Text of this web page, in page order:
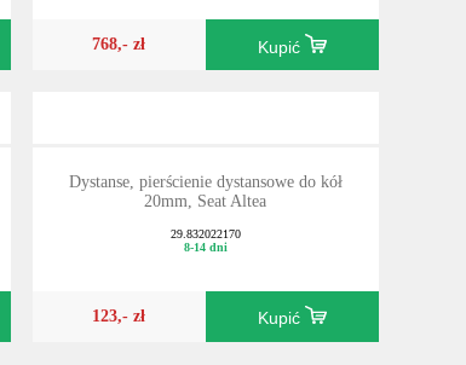
768,- zł Kupić
Dystanse, pierścienie dystansowe do kół
20mm, Seat Altea
29.832022170
8-14 dni
123,- zł Kupić